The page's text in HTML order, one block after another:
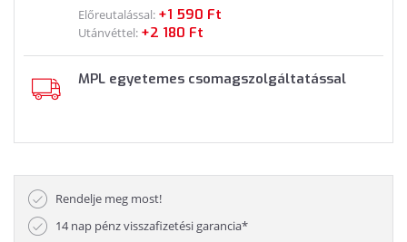
Előreutalással: +1 590 Ft
Utánvéttel: +2 180 Ft
MPL egyetemes csomagszolgáltatással
Rendelje meg most!
14 nap pénz visszafizetési garancia*